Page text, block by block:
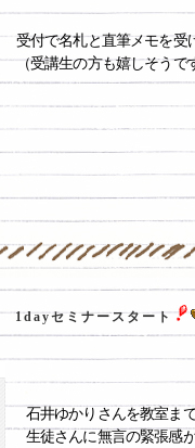
受付で名札と直筆メモを受
（受講生の方も嬉しそうで
1dayセミナースタート
石井ゆかりさんを教室ま
生徒さんに無言の緊張感